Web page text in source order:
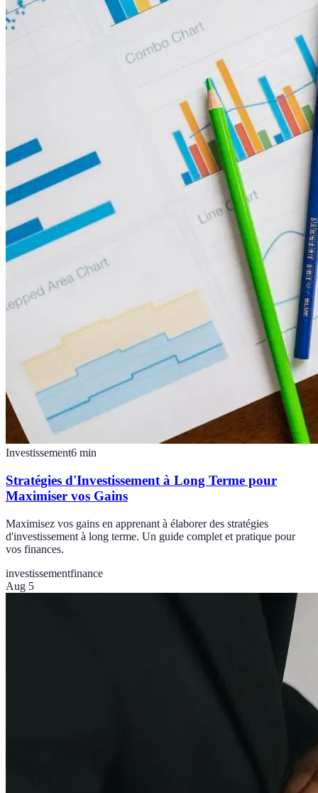
Investissement6 min
Stratégies d'Investissement à Long Terme pour
Maximiser vos Gains
Maximisez vos gains en apprenant à élaborer des stratégies
d'investissement à long terme. Un guide complet et pratique pour
vos finances.
investissementfinance
Aug 5